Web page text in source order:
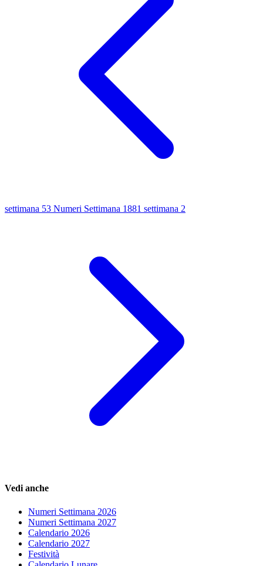
settimana 53 Numeri Settimana 1881 settimana 2
Vedi anche
Numeri Settimana 2026
Numeri Settimana 2027
Calendario 2026
Calendario 2027
Festività